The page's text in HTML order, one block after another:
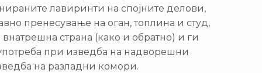
лавиринти на спојните делови,
пренесување на оган, топлина и студ,
страна (како и обратно) и ги
при изведба на надворешни
на разладни комори.